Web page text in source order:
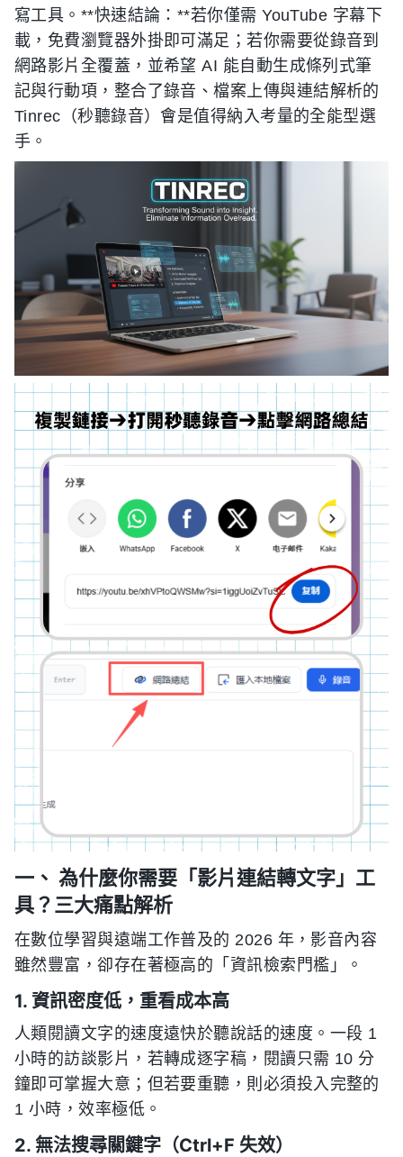
寫工具。**快速結論：**若你僅需 YouTube 字幕下
載，免費瀏覽器外掛即可滿足；若你需要從錄音到
網路影片全覆蓋，並希望 AI 能自動生成條列式筆
記與行動項，整合了錄音、檔案上傳與連結解析的
Tinrec（秒聽錄音）會是值得納入考量的全能型選
手。
一、 為什麼你需要「影片連結轉文字」工
具？三大痛點解析
在數位學習與遠端工作普及的 2026 年，影音內容
雖然豐富，卻存在著極高的「資訊檢索門檻」。
1. 資訊密度低，重看成本高
人類閱讀文字的速度遠快於聽說話的速度。一段 1
小時的訪談影片，若轉成逐字稿，閱讀只需 10 分
鐘即可掌握大意；但若要重聽，則必須投入完整的
1 小時，效率極低。
2. 無法搜尋關鍵字（Ctrl+F 失效）